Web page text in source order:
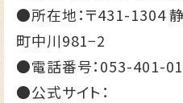
●所在地：〒431-1304
町中川981−2
●電話番号：053-401-
●公式サイト：